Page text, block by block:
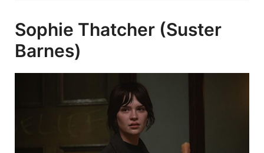
Sophie Thatcher (Suster
Barnes)